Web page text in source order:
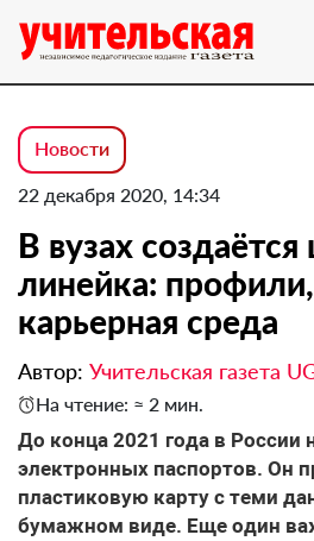
Новости
22 декабря 2020, 14:34
В вузах
линейка:
карьерная среда
Автор: Учительская газета
На чтение: ≈ 2 мин.
До конца 2021 года в России
электронных паспортов. Он
пластиковую карту с теми
бумажном виде. Еще один